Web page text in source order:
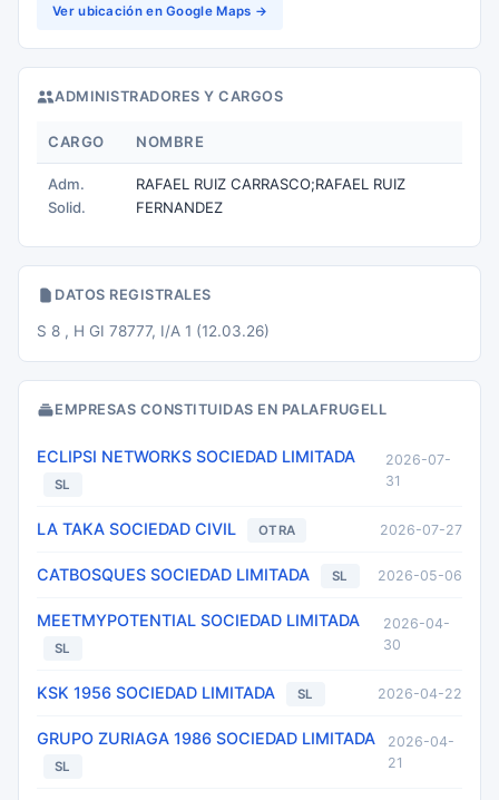
Ver ubicación en Google Maps →
ADMINISTRADORES Y CARGOS
CARGO NOMBRE
Adm.
Solid.
RAFAEL RUIZ CARRASCO;RAFAEL RUIZ
FERNANDEZ
DATOS REGISTRALES
S 8 , H GI 78777, I/A 1 (12.03.26)
EMPRESAS CONSTITUIDAS EN PALAFRUGELL
ECLIPSI NETWORKS SOCIEDAD LIMITADA
SL
2026-07-
31
LA TAKA SOCIEDAD CIVIL OTRA 2026-07-27
CATBOSQUES SOCIEDAD LIMITADA SL 2026-05-06
MEETMYPOTENTIAL SOCIEDAD LIMITADA
SL
2026-04-
30
KSK 1956 SOCIEDAD LIMITADA SL 2026-04-22
GRUPO ZURIAGA 1986 SOCIEDAD LIMITADA
SL
2026-04-
21